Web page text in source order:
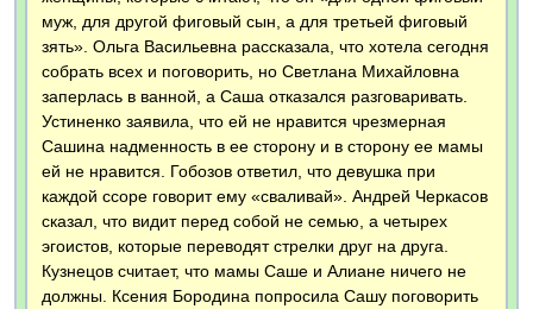
муж, для другой фиговый сын, а для третьей фиговый
зять». Ольга Васильевна рассказала, что хотела сегодня
собрать всех и поговорить, но Светлана Михайловна
заперлась в ванной, а Саша отказался разговаривать.
Устиненко заявила, что ей не нравится чрезмерная
Сашина надменность в ее сторону и в сторону ее мамы
ей не нравится. Гобозов ответил, что девушка при
каждой ссоре говорит ему «сваливай». Андрей Черкасов
сказал, что видит перед собой не семью, а четырех
эгоистов, которые переводят стрелки друг на друга.
Кузнецов считает, что мамы Саше и Алиане ничего не
должны. Ксения Бородина попросила Сашу поговорить